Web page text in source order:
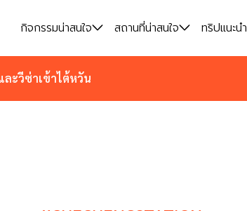
กิจกรรมน่าสนใจ สถานที่น่าสนใจ ทริปแนะนำ
ะวีซ่าเข้าไต้หวัน
กิจกรรมน่าสนใจ สถานที่น่าสนใจ ทริปแนะนำ
ะวีซ่าเข้าไต้หวัน